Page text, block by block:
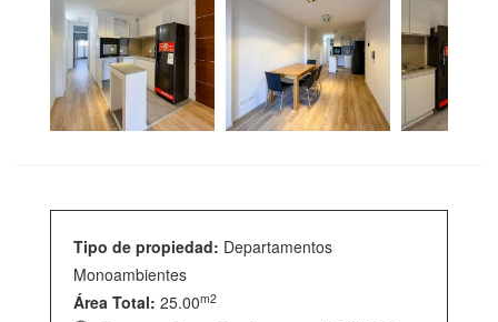
Tipo de propiedad: Departamentos
Monoambientes
Área Total: 25.00m2